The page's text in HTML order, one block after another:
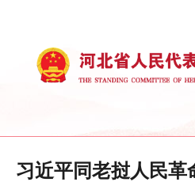
习近平同老挝人民革